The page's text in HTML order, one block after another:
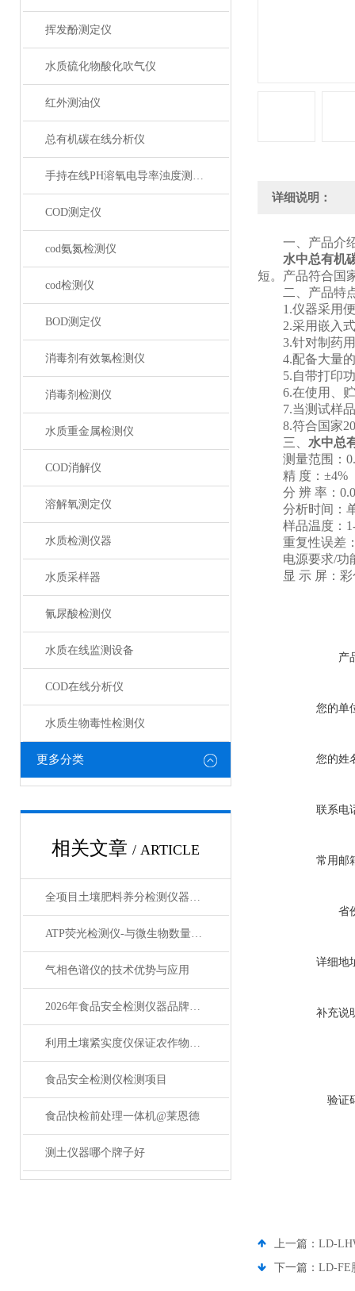
挥发酚测定仪
水质硫化物酸化吹气仪
红外测油仪
总有机碳在线分析仪
手持在线PH溶氧电导率浊度测定仪
COD测定仪
cod氨氮检测仪
cod检测仪
BOD测定仪
消毒剂有效氯检测仪
消毒剂检测仪
水质重金属检测仪
COD消解仪
溶解氧测定仪
水质检测仪器
水质采样器
氰尿酸检测仪
水质在线监测设备
COD在线分析仪
水质生物毒性检测仪
更多分类
相关文章 / ARTICLE
全项目土壤肥料养分检测仪器#土壤检测仪#莱恩德测土配方仪
ATP荧光检测仪-与微生物数量、环境卫生的关系
气相色谱仪的技术优势与应用
2026年食品安全检测仪器品牌厂家与型号推荐
利用土壤紧实度仪保证农作物的丰产
食品安全检测仪检测项目
食品快检前处理一体机@莱恩德
测土仪器哪个牌子好
详细说明：
一、产品介
水中总有机
短。产品符合国
二、产品特
1.仪器采用便
2.采用嵌入式
3.针对制药用
4.配备大量的
5.自带打印功
6.在使用、贮
7.当测试样品
8.符合国家
三、 水中总
测量范围：
精 度：±4%
分 辨 率：
分析时间：单
样品温度：
重复性误差：
电源要求/功
显 示 屏：彩
产
您的单
您的姓
联系电
常用邮
省
详细地
补充说
验证
上一篇： LD-
下一篇： LD-FE